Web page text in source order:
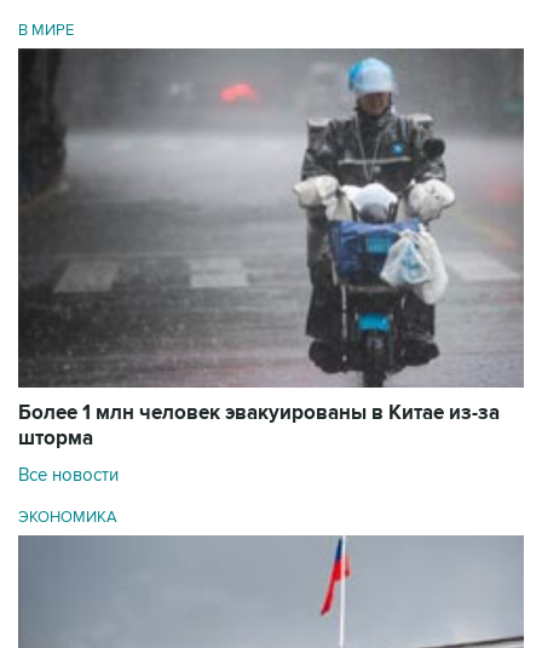
В МИРЕ
Более 1 млн человек эвакуированы в Китае из-за
шторма
Все новости
ЭКОНОМИКА